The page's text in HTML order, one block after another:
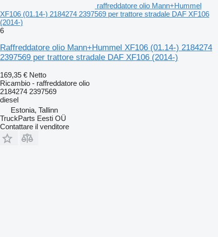
raffreddatore olio Mann+Hummel
XF106 (01.14-) 2184274 2397569 per trattore stradale DAF XF106
(2014-)
6
Raffreddatore olio Mann+Hummel XF106 (01.14-) 2184274
2397569 per trattore stradale DAF XF106 (2014-)
169,35 € Netto
Ricambio - raffreddatore olio
2184274 2397569
diesel
Estonia, Tallinn
TruckParts Eesti OÜ
Contattare il venditore